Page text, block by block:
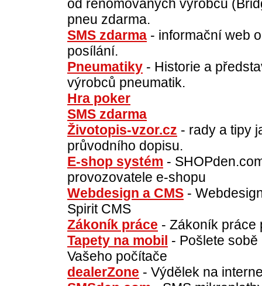
od renomovaných výrobců
pneu zdarma.
SMS zdarma - informační web
posílání.
Pneumatiky - Historie a
výrobců pneumatik.
Hra poker
SMS zdarma
Životopis-vzor.cz - rady a tipy
průvodního dopisu.
E-shop systém -
provozovatele e-shopu
Webdesign a CMS -
Spirit CMS
Zákoník práce - Zákoník práce
Tapety na mobil - Pošlete
Vašeho počítače
dealerZone - Výdělek na